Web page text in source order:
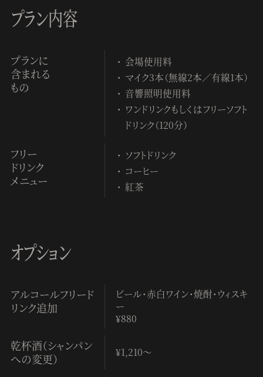
プラン内容
プランに
含まれる
もの
会場使用料
マイク3本（無線2本／有線1本）
音響照明使用料
ワンドリンクもしくはフリーソフト
ドリンク（120分）
フリー
ドリンク
メニュー
ソフトドリンク
コーヒー
紅茶
オプション
アルコールフリード
リンク追加
ビール・赤白ワイン・焼酎・ウィスキ
ー
¥880
乾杯酒（シャンパン
への変更）
¥1,210～